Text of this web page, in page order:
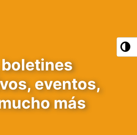
eventos,
más